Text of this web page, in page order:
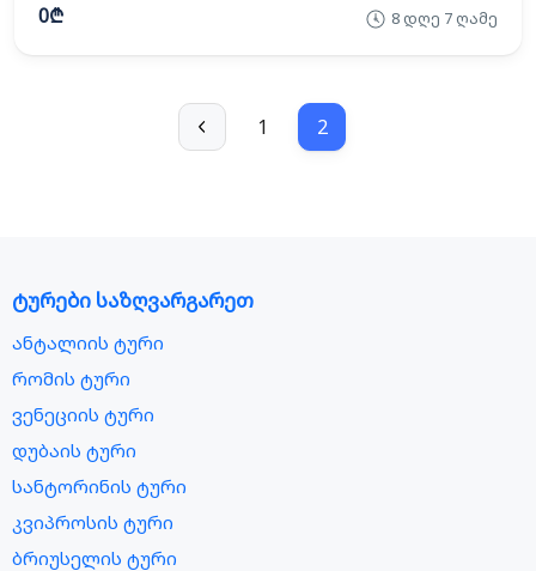
0₾ 8 დღე 7 ღამე
1 2
ტურები საზღვარგარეთ
ანტალიის ტური
რომის ტური
ვენეციის ტური
დუბაის ტური
სანტორინის ტური
კვიპროსის ტური
ბრიუსელის ტური